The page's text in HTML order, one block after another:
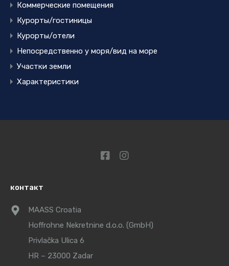
Коммерческие помещения
Курорты/гостиницы
Курорты/отели
Непосредственно у моря/вид на море
Участки земли
Характеристики
контакт
MAASS Croatia
Hoffrohne Nekretnine d.o.o. (GmbH)
Privlačka Ulica 6
HR – 23000 Zadar